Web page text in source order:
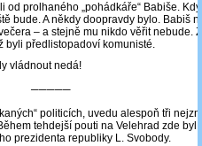
od prolhaného „pohádkáře“ Babiše.
bude. A někdy doopravdy bylo. Babiš
– a stejně mu nikdo věřit nebude.
byli předlistopadoví komunisté.
vládnout nedá!
─────
politicích, uvedu alespoň tři
tehdejší pouti na Velehrad zde byl
prezidenta republiky L. Svobody.